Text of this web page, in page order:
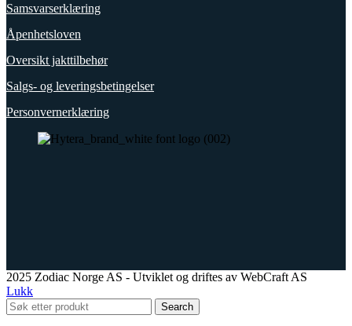
Samsvarserklæring
Åpenhetsloven
Oversikt jakttilbehør
Salgs- og leveringsbetingelser
Personvernerklæring
2025 Zodiac Norge AS - Utviklet og driftes av WebCraft AS
Lukk
Search